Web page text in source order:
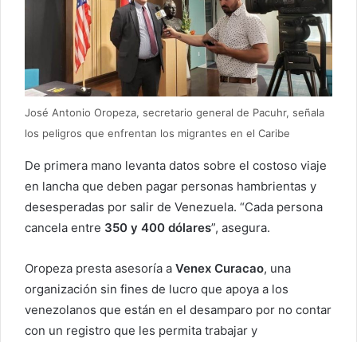
José Antonio Oropeza, secretario general de Pacuhr, señala
los peligros que enfrentan los migrantes en el Caribe
De primera mano levanta datos sobre el costoso viaje
en lancha que deben pagar personas hambrientas y
desesperadas por salir de Venezuela. “Cada persona
cancela entre 350 y 400 dólares”, asegura.
Oropeza presta asesoría a Venex Curacao, una
organización sin fines de lucro que apoya a los
venezolanos que están en el desamparo por no contar
con un registro que les permita trabajar y